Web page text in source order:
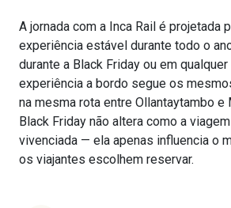
A jornada com a Inca Rail é projetada
experiência estável durante todo o
durante a Black Friday ou em
experiência a bordo segue os
na mesma rota entre Ollantaytambo e
Black Friday não altera como a
vivenciada — ela apenas influencia o
os viajantes escolhem reservar.